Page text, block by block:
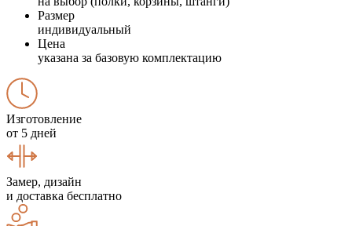
Размер
индивидуальный
Цена
указана за базовую комплектацию
Изготовление
от 5 дней
Замер, дизайн
и доставка бесплатно